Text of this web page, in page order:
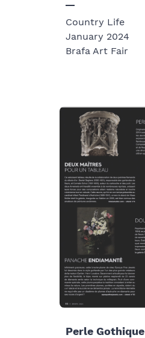
Country Life
January 2024
Brafa Art Fair
Perle Gothique